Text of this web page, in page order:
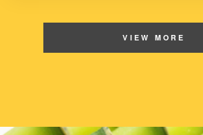
VIEW MORE